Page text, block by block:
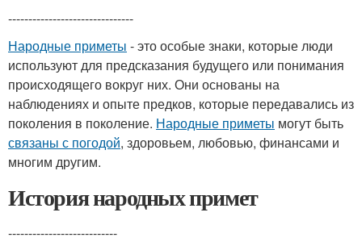
-------------------------------
Народные приметы - это особые знаки, которые люди
используют для предсказания будущего или понимания
происходящего вокруг них. Они основаны на
наблюдениях и опыте предков, которые передавались из
поколения в поколение. Народные приметы могут быть
связаны с погодой, здоровьем, любовью, финансами и
многим другим.
История народных примет
---------------------------